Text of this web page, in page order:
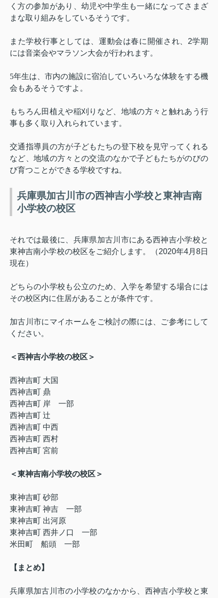
く方の参加があり、幼児や中学生も一緒になってさまざ
まな取り組みをしているそうです。
また学校行事としては、運動会は春に開催され、 2学期
には音楽会やマラソン大会が行われます。
5年生は、市内の施設に宿泊していろいろな体験をする機
会もあるそうですよ。
もちろん田植えや稲刈りなど、地域の方々と触れあう行
事も多く取り入れられています。
交通指導員の方が子どもたちの登下校を見守ってくれる
など、地域の方々との交流のなかで子どもたちがのびの
び育つことができる学校ですね。
兵庫県加古川市の西神吉小学校と東神吉南
小学校の校区
それでは最後に、兵庫県加古川市にある西神吉小学校と
東神吉南小学校の校区をご紹介します。（2020年4月 8日
現在）
どちらの小学校も公立のため、入学を希望する場合には
その校区内に住居があることが条件です。
加古川市にマイホームをご検討の際には、ご参考にして
ください。
＜西神吉小学校の校区＞
西神吉町 大国
西神吉町 鼎
西神吉町 岸 一部
西神吉町 辻
西神吉町 中西
西神吉町 西村
西神吉町 宮前
＜東神吉南小学校の校区＞
東神吉町 砂部
東神吉町 神吉 一部
東神吉町 出河原
東神吉町 西井ノ口 一部
米田町 船頭 一部
【まとめ】
兵庫県加古川市の小学校のなかから、西神吉小学校と東